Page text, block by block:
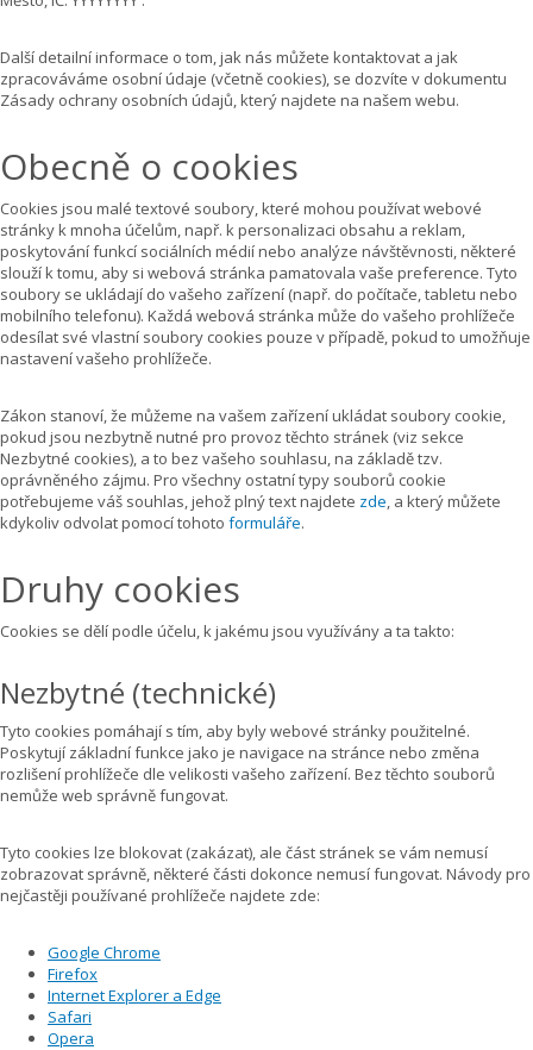
Další detailní informace o tom, jak nás můžete kontaktovat a jak
zpracováváme osobní údaje (včetně cookies), se dozvíte v dokumentu
Zásady ochrany osobních údajů, který najdete na našem webu.
Obecně o cookies
Cookies jsou malé textové soubory, které mohou používat webové
stránky k mnoha účelům, např. k personalizaci obsahu a reklam,
poskytování funkcí sociálních médií nebo analýze návštěvnosti, některé
slouží k tomu, aby si webová stránka pamatovala vaše preference. Tyto
soubory se ukládají do vašeho zařízení (např. do počítače, tabletu nebo
mobilního telefonu). Každá webová stránka může do vašeho prohlížeče
odesílat své vlastní soubory cookies pouze v případě, pokud to umožňuje
nastavení vašeho prohlížeče.
Zákon stanoví, že můžeme na vašem zařízení ukládat soubory cookie,
pokud jsou nezbytně nutné pro provoz těchto stránek (viz sekce
Nezbytné cookies), a to bez vašeho souhlasu, na základě tzv.
oprávněného zájmu. Pro všechny ostatní typy souborů cookie
potřebujeme váš souhlas, jehož plný text najdete zde , a který můžete
kdykoliv odvolat pomocí tohoto formuláře.
Druhy cookies
Cookies se dělí podle účelu, k jakému jsou využívány a ta takto:
Nezbytné (technické)
Tyto cookies pomáhají s tím, aby byly webové stránky použitelné.
Poskytují základní funkce jako je navigace na stránce nebo změna
rozlišení prohlížeče dle velikosti vašeho zařízení. Bez těchto souborů
nemůže web správně fungovat.
Tyto cookies lze blokovat (zakázat), ale část stránek se vám nemusí
zobrazovat správně, některé části dokonce nemusí fungovat. Návody pro
nejčastěji používané prohlížeče najdete zde:
Google Chrome
Firefox
Internet Explorer a Edge
Safari
Opera